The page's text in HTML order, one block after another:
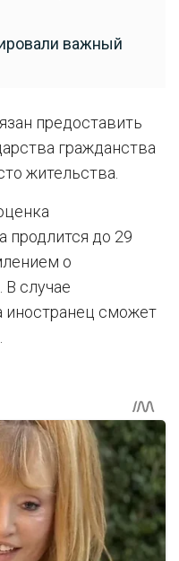
важный
предоставить
гражданства
жительства.
продлится до 29
о
В случае
иностранец сможет